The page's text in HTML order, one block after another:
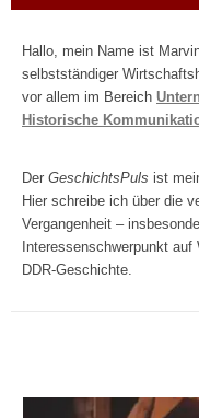
Hallo, mein Name ist
selbstständiger
vor allem im Bereich
Historische
Der GeschichtsPuls ist
Hier schreibe ich über die
Vergangenheit –
Interessenschwerpunkt
DDR-Geschichte.